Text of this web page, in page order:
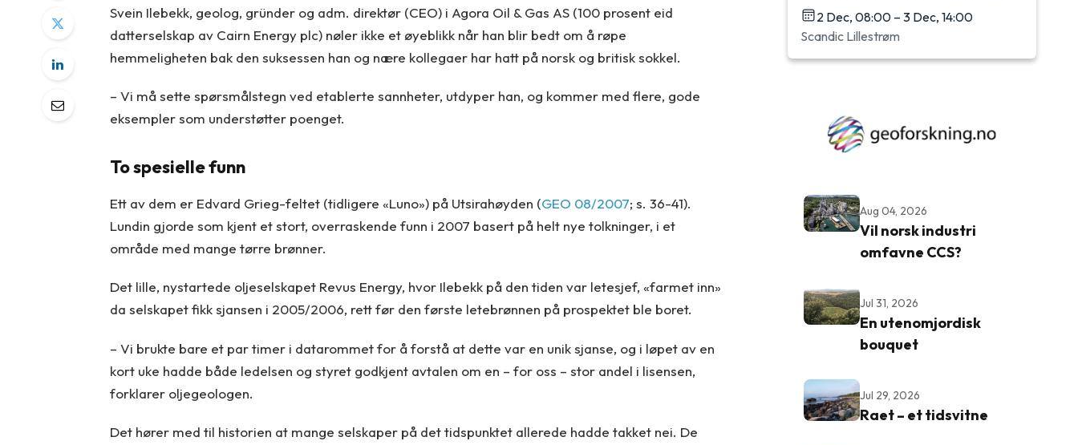
Svein Ilebekk, geolog, gründer og adm. direktør (CEO) i Agora Oil & Gas AS (100 prosent eid
datterselskap av Cairn Energy plc) nøler ikke et øyeblikk når han blir bedt om å røpe
hemmeligheten bak den suksessen han og nære kollegaer har hatt på norsk og britisk sokkel.
– Vi må sette spørsmålstegn ved etablerte sannheter, utdyper han, og kommer med flere, gode
eksempler som understøtter poenget.
To spesielle funn
Ett av dem er Edvard Grieg-feltet (tidligere «Luno») på Utsirahøyden (GEO 08/2007; s. 36-41).
Lundin gjorde som kjent et stort, overraskende funn i 2007 basert på helt nye tolkninger, i et
område med mange tørre brønner.
Det lille, nystartede oljeselskapet Revus Energy, hvor Ilebekk på den tiden var letesjef, «farmet inn»
da selskapet fikk sjansen i 2005/2006, rett før den første letebrønnen på prospektet ble boret.
– Vi brukte bare et par timer i datarommet for å forstå at dette var en unik sjanse, og i løpet av en
kort uke hadde både ledelsen og styret godkjent avtalen om en – for oss – stor andel i lisensen,
forklarer oljegeologen.
Det hører med til historien at mange selskaper på det tidspunktet allerede hadde takket nei. De
2 Dec, 08:00 – 3 Dec, 14:00
Scandic Lillestrøm
Aug 04, 2026
Vil norsk industri
omfavne CCS?
Jul 31, 2026
En utenomjordisk
bouquet
Jul 29, 2026
Raet – et tidsvitne